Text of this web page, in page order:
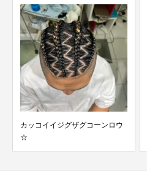
カッコイイジグザグコーンロウ
☆